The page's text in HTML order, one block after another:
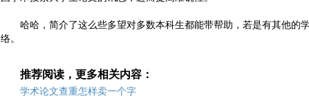
哈哈，简介了这么些多望对多数本科生都能带帮助，若是有其他的
络。
推荐阅读，更多相关内容：
学术论文查重怎样卖一个字